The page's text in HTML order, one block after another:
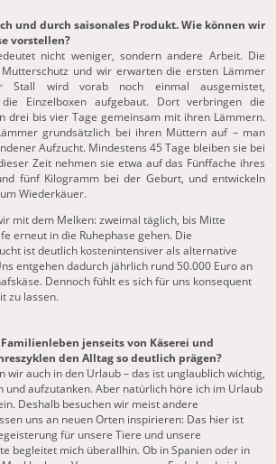
und durch saisonales Produkt. Wie können wir
vorstellen?
nicht weniger, sondern andere Arbeit. Die
und wir erwarten die ersten Lämmer
Stall wird vorab noch einmal ausgemistet,
Einzelboxen aufgebaut. Dort verbringen die
drei bis vier Tage gemeinsam mit ihren Lämmern.
grundsätzlich bei ihren Müttern auf – man
Aufzucht. Mindestens 45 Tage bleiben sie bei
Zeit nehmen sie etwa auf das Fünffache ihres
fünf Kilogramm bei der Geburt, und entwickeln
Wiederkäuer.
mit dem Melken: zweimal täglich, bis Mitte
erneut in die Ruhephase gehen. Die
ist deutlich kostenintensiver als alternative
entgehen dadurch jährlich rund 50.000 Euro an
Dennoch fühlt es sich für uns konsequent
zu lassen.
jenseits von Käserei und
den Alltag so deutlich prägen?
wir auch in den Urlaub – das ist unglaublich wichtig,
und aufzutanken. Aber natürlich höre ich im Urlaub
Deshalb besuchen wir meist andere
uns an neuen Orten inspirieren: Das hier ist
für unsere Tiere und unsere
begleitet mich überallhin. Ob in Spanien oder in